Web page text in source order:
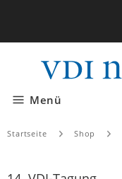
Menü
Startseite Shop